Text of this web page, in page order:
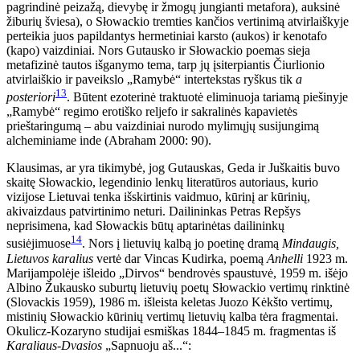
pagrindinė peizažą, dievybę ir žmogų jungianti metafora), auksinė
žiburių šviesa), o Słowackio tremties kančios vertinimą atvirlaiškyje
perteikia juos papildantys hermetiniai karsto (aukos) ir kenotafo
(kapo) vaizdiniai. Nors Gutausko ir Słowackio poemas sieja
metafizinė tautos išganymo tema, tarp jų įsiterpiantis Čiurlionio
atvirlaiškio ir paveikslo „Ramybė“ intertekstas ryškus tik a
posteriori13. Būtent ezoterinė traktuotė eliminuoja tariamą piešinyje
„Ramybė“ regimo erotiško reljefo ir sakralinės kapavietės
prieštaringumą – abu vaizdiniai nurodo mylimųjų susijungimą
alcheminiame inde (Abraham 2000: 90).
Klausimas, ar yra tikimybė, jog Gutauskas, Geda ir Juškaitis buvo
skaitę Słowackio, legendinio lenkų literatūros autoriaus, kurio
vizijose Lietuvai tenka išskirtinis vaidmuo, kūrinį ar kūrinių,
akivaizdaus patvirtinimo neturi. Dailininkas Petras Repšys
neprisimena, kad Słowackis būtų aptarinėtas dailininkų
susiėjimuose14. Nors į lietuvių kalbą jo poetinę dramą Mindaugis,
Lietuvos karalius vertė dar Vincas Kudirka, poemą Anhelli 1923 m.
Marijampolėje išleido „Dirvos“ bendrovės spaustuvė, 1959 m. išėjo
Albino Žukausko suburtų lietuvių poetų Słowackio vertimų rinktinė
(Slovackis 1959), 1986 m. išleista keletas Juozo Kėkšto vertimų,
mistinių Słowackio kūrinių vertimų lietuvių kalba tėra fragmentai.
Okulicz-Kozaryno studijai esmiškas 1844–1845 m. fragmentas iš
Karaliaus-Dvasios „Sapnuoju aš...“: